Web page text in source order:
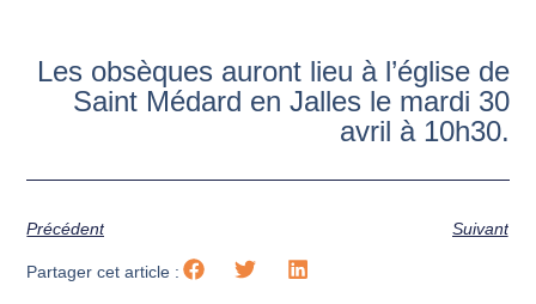
Les obsèques auront lieu à l’église de
Saint Médard en Jalles le mardi 30
avril à 10h30.
Précédent Suivant
Partager cet article :